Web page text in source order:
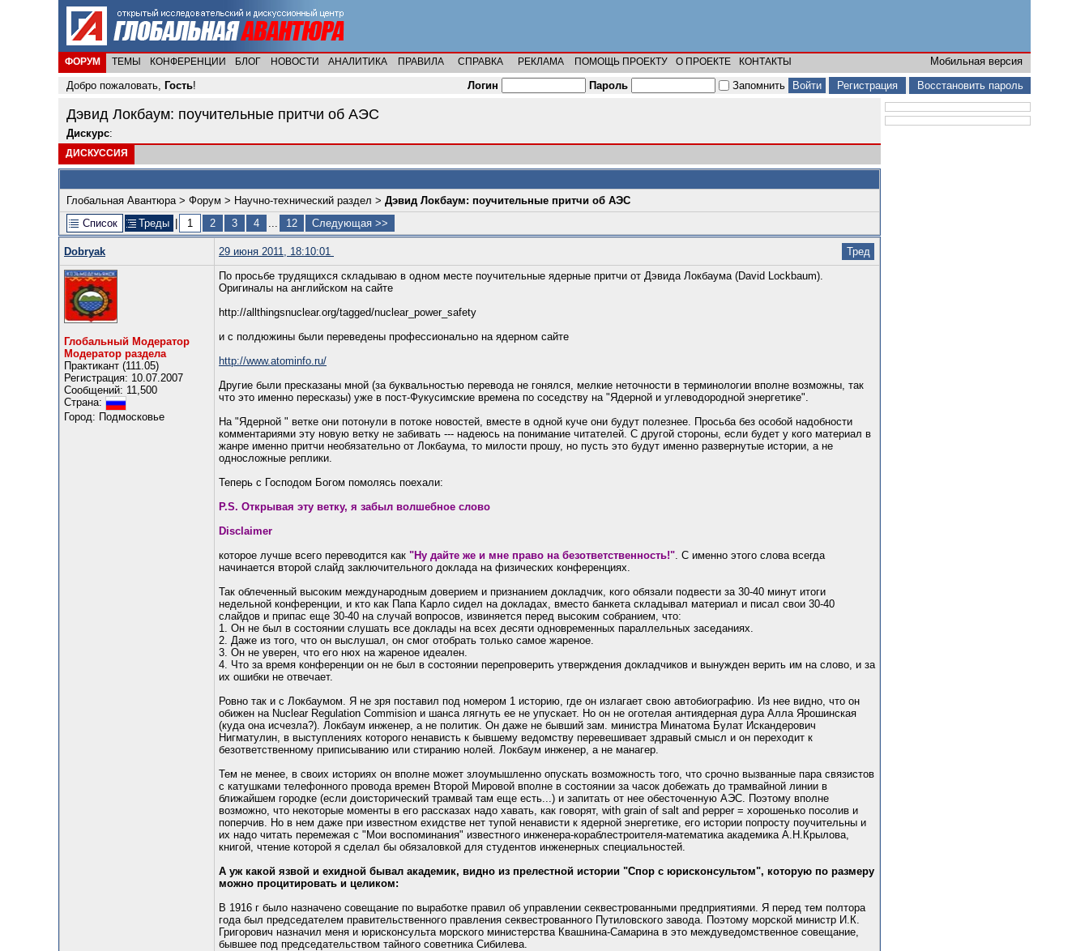
ФОРУМ ТЕМЫ КОНФЕРЕНЦИИ БЛОГ НОВОСТИ АНАЛИТИКА ПРАВИЛА СПРАВКА РЕКЛАМА ПОМОЩЬ ПРОЕКТУ О ПРОЕКТЕ КОНТАКТЫ
Мобильная версия
Добро пожаловать, Гость! Логин Пароль Запомнить Регистрация Восстановить пароль
Дэвид Локбаум: поучительные притчи об АЭС
Дискурс:
ДИСКУССИЯ
Глобальная Авантюра> Форум > Научно-технический раздел > Дэвид Локбаум: поучительные притчи об АЭС
Список
Треды 1 2 3 4 ... 12 Следующая >>
Dobryаk 29 июня 2011, 18:10:01 Тред
Глобальный Модератор
Модератор раздела
Практикант (111.05)
Регистрация: 10.07.2007
Сообщений: 11,500
Страна:
Город: Подмосковье
По просьбе трудящихся складываю в одном месте поучительные ядерные притчи от Дэвида Локбаума (David Lockbaum).
Оригиналы на английском на сайте
http://allthingsnuclear.org/tagged/nuclear_power_safety
и с полдюжины были переведены профессионально на ядерном сайте
http://www.atominfo.ru/
Другие были пресказаны мной (за буквальностью перевода не гонялся, мелкие неточности в терминологии вполне возможны, так
что это именно пересказы) уже в пост-Фукусимские времена по соседству на "Ядерной и углеводородной энергетике".
На "Ядерной " ветке они потонули в потоке новостей, вместе в одной куче они будут полезнее. Просьба без особой надобности
комментариями эту новую ветку не забивать --- надеюсь на понимание читателей. С другой стороны, если будет у кого материал в
жанре именно притчи необязательно от Локбаума, то милости прошу, но пусть это будут именно развернутые истории, а не
односложные реплики.
Теперь с Господом Богом помолясь поехали:
P.S. Открывая эту ветку, я забыл волшебное слово
Disclaimer
которое лучше всего переводится как "Ну дайте же и мне право на безответственность!". С именно этого слова всегда
начинается второй слайд заключительного доклада на физических конференциях.
Так облеченный высоким международным доверием и признанием докладчик, кого обязали подвести за 30-40 минут итоги
недельной конференции, и кто как Папа Карло сидел на докладах, вместо банкета складывал материал и писал свои 30-40
слайдов и припас еще 30-40 на случай вопросов, извиняется перед высоким собраниeм, что:
1. Он не был в состоянии слyшать все доклады на всех десяти одновременных параллельных заседаниях.
2. Даже из того, что он выслушал, он смог отобрать только самое жареное.
3. Он не уверен, что его нюх на жареное идеален.
4. Что за время конференции он не был в состоянии перепроверить утверждения докладчиков и вынужден верить им на слово, и за
их ошибки не отвечает.
Ровно так и с Локбаумом. Я не зря поставил под номером 1 историю, где он излагает свою автобиографию. Из нее видно, что он
обижен на Nuclear Regulation Commision и шанса лягнуть ее не упускает. Но он не оготелая антиядерная дура Алла Ярошинская
(куда она исчезла?). Локбаум инженер, а не политик. Он даже не бывший зам. министра Минатома Булат Искандерович
Нигматулин, в выступлениях которого ненависть к бывшему ведомству перевешивает здравый смысл и он переходит к
безответственному приписыванию или стиранию нолей. Локбаум инженер, а не манагер.
Тем не менее, в своих историях он вполне может злоумышленно опускать возможность того, что срочно вызванные пара связистов
с катушками телефонного провода времен Второй Мировой вполне в состоянии за часок добежать до трамвайной линии в
ближайшем городке (если доистоpический трамвай там еще есть...) и запитать от нее обесточенную АЭС. Поэтому вполне
возможно, что некоторые моменты в его рассказах надо хавать, как говорят, with grain of salt and pepper = хорошенько посолив и
поперчив. Но в нем даже при известном ехидстве нет тупой ненависти к ядерной энергетике, его истории попросту поучительны и
их надо читать перемежая с "Мои воспоминания" известного инженера-кораблестроителя-математика академика А.Н.Крылова,
книгой, чтение которой я сделал бы обязаловкой для студентов инженерных специальностей.
А уж какой язвой и ехидной бывал академик, видно из прелестной истории "Спор с юрисконсультом", которую по размеру
можно процитировать и целиком:
В 1916 г было назначено совещание по выработке правил об управлении секвестрованными предприятиями. Я перед тем полтора
года был председателем правительственного правления секвестрованного Путиловского завода. Поэтому морской министр И.К.
Григорович назначил меня и юрисконсульта морского министерства Квашнина-Самарина в это междуведомственное совещание,
бывшее под председательством тайного советника Сибилева.